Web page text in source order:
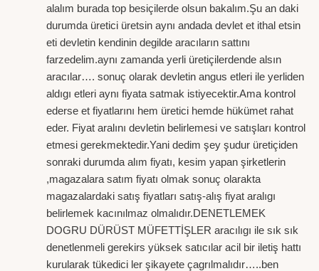
alalım burada top besiçilerde olsun bakalım.Şu an daki
durumda üretici üretsin aynı andada devlet et ithal etsin
eti devletin kendinin degilde aracıların sattını
farzedelim.aynı zamanda yerli üretiçilerdende alsın
aracılar…. sonuç olarak devletin angus etleri ile yerliden
aldıgı etleri aynı fiyata satmak istiyecektir.Ama kontrol
ederse et fiyatlarını hem üretici hemde hükümet rahat
eder. Fiyat aralını devletin belirlemesi ve satışları kontrol
etmesi gerekmektedir.Yani dedim şey şudur üretiçiden
sonraki durumda alım fiyatı, kesim yapan şirketlerin
,magazalara satım fiyatı olmak sonuç olarakta
magazalardaki satış fiyatları satış-alış fiyat aralıgı
belirlemek kacınılmaz olmalıdır.DENETLEMEK
DOGRU DÜRÜST MÜFETTİŞLER aracılıgı ile sık sık
denetlenmeli gerekirs yüksek satıcılar acil bir iletiş hattı
kurularak tükedici ler şikayete çagrılmalıdır…..ben